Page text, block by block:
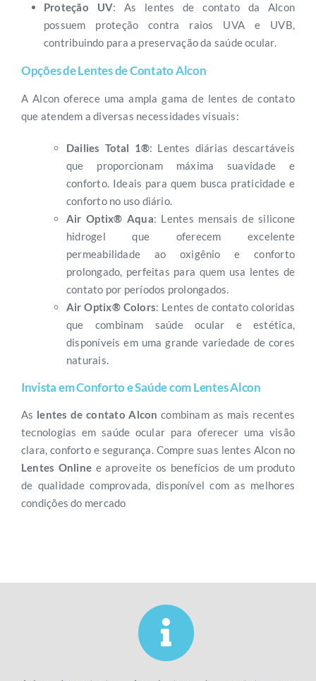
Proteção UV: As lentes de contato da Alcon
possuem proteção contra raios UVA e UVB,
contribuindo para a preservação da saúde ocular.
Opções de Lentes de Contato Alcon
A Alcon oferece uma ampla gama de lentes de contato
que atendem a diversas necessidades visuais:
Dailies Total 1®: Lentes diárias descartáveis
que proporcionam máxima suavidade e
conforto. Ideais para quem busca praticidade e
conforto no uso diário.
Air Optix® Aqua: Lentes mensais de silicone
hidrogel que oferecem excelente
permeabilidade ao oxigênio e conforto
prolongado, perfeitas para quem usa lentes de
contato por períodos prolongados.
Air Optix® Colors: Lentes de contato coloridas
que combinam saúde ocular e estética,
disponíveis em uma grande variedade de cores
naturais.
Invista em Conforto e Saúde com Lentes Alcon
As lentes de contato Alcon combinam as mais recentes
tecnologias em saúde ocular para oferecer uma visão
clara, conforto e segurança. Compre suas lentes Alcon no
Lentes Online e aproveite os benefícios de um produto
de qualidade comprovada, disponível com as melhores
condições do mercado